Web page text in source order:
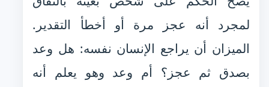
لمجرد أنه عجز مرة أو أخطأ التقدير.
الميزان أن يراجع الإنسان نفسه: هل وعد
بصدق ثم عجز؟ أم وعد وهو يعلم أنه